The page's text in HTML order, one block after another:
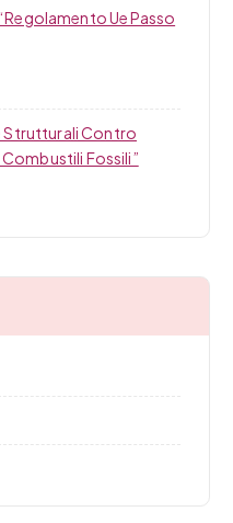
Ue Passo
Strutturali Contro
Fossili”